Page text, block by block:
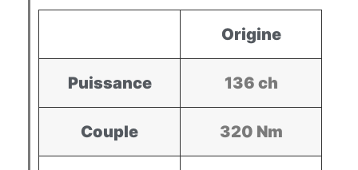
Origine
Puissance 136 ch
Couple 320 Nm